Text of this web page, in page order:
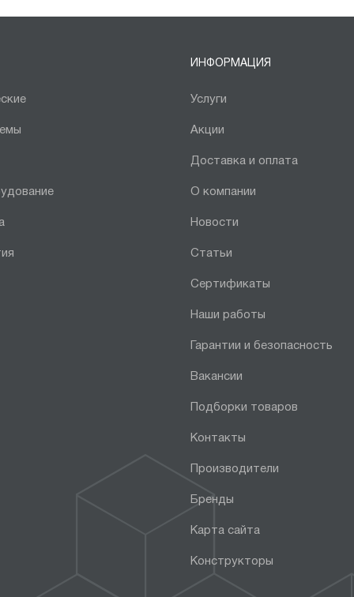
ИНФОРМАЦИЯ
Услуги
Акции
Доставка и оплата
О компании
Новости
Статьи
Сертификаты
Наши работы
Гарантии и безопасность
Вакансии
Подборки товаров
Контакты
Производители
Бренды
Карта сайта
Конструкторы